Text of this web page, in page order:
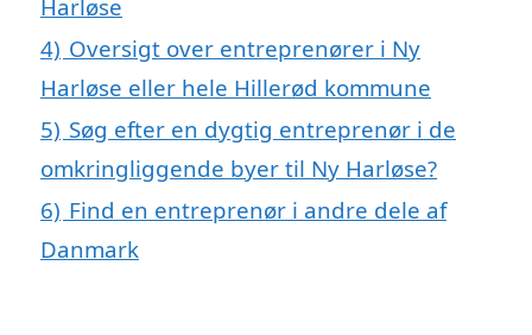
Harløse
4) Oversigt over entreprenører i Ny
Harløse eller hele Hillerød kommune
5) Søg efter en dygtig entreprenør i de
omkringliggende byer til Ny Harløse?
6) Find en entreprenør i andre dele af
Danmark